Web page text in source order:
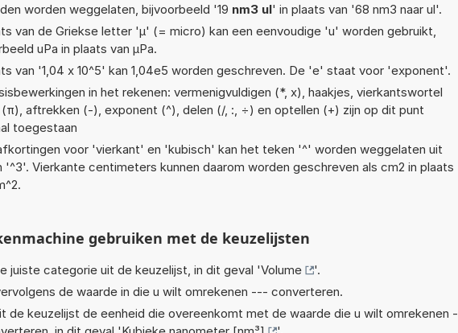
worden weggelaten, bijvoorbeeld '19 nm3 ul' in plaats van '68 nm3 naar ul'.
van de Griekse letter 'µ' (= micro) kan een eenvoudige 'u' worden gebruikt,
uPa in plaats van µPa.
van '1,04 x 10^5' kan 1,04e5 worden geschreven. De 'e' staat voor 'exponent'.
in het rekenen: vermenigvuldigen (*, x), haakjes, vierkantswortel
aftrekken (-), exponent (^), delen (/, :, ÷) en optellen (+) zijn op dit punt
toegestaan
voor 'vierkant' en 'kubisch' kan het teken '^' worden weggelaten uit
'^3'. Vierkante centimeters kunnen daarom worden geschreven als cm2 in plaats
gebruiken met de keuzelijsten
juiste categorie uit de keuzelijst, in dit geval 'Volume
'.
de waarde in die u wilt omrekenen --- converteren.
de keuzelijst de eenheid die overeenkomt met de waarde die u wilt omrekenen -